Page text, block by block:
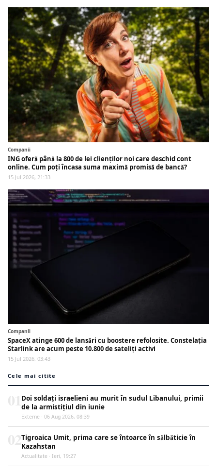
Companii
ING oferă până la 800 de lei clienților noi care deschid cont
online. Cum poți încasa suma maximă promisă de bancă?
15 Jul 2026, 21:33
Companii
SpaceX atinge 600 de lansări cu boostere refolosite. Constelația
Starlink are acum peste 10.800 de sateliți activi
15 Jul 2026, 03:43
Cele mai citite
Doi soldați israelieni au murit în sudul Libanului, primii
de la armistițiul din iunie
Externe · 06 Aug 2026, 08:39
Tigroaica Umit, prima care se întoarce în sălbăticie în
Kazahstan
Actualitate · Ieri, 19:27